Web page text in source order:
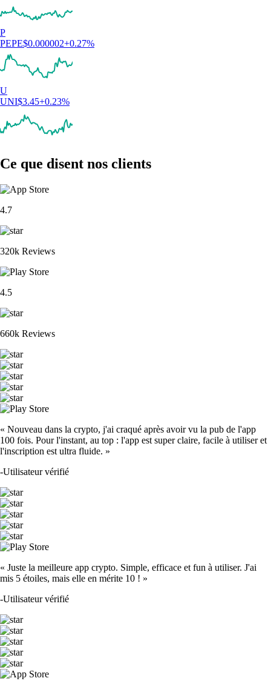
P
PEPE$0.000002+0.27%
U
UNI$3.45+0.23%
Ce que disent nos clients
4.7
320k Reviews
4.5
660k Reviews
« Nouveau dans la crypto, j'ai craqué après avoir vu la pub de l'app
100 fois. Pour l'instant, au top : l'app est super claire, facile à utiliser et
l'inscription est ultra fluide. »
-Utilisateur vérifié
« Juste la meilleure app crypto. Simple, efficace et fun à utiliser. J'ai
mis 5 étoiles, mais elle en mérite 10 ! »
-Utilisateur vérifié